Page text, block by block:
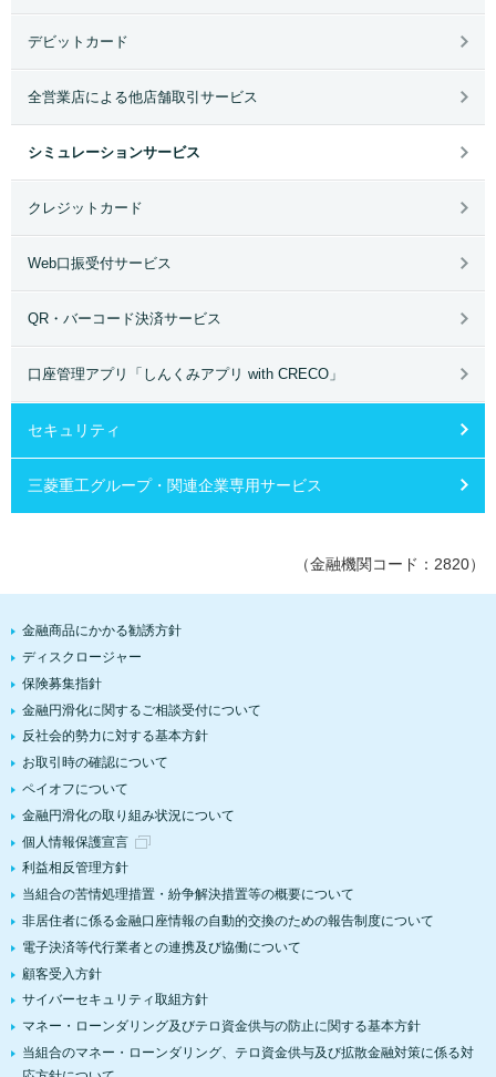
デビットカード
全営業店による他店舗取引サービス
シミュレーションサービス
クレジットカード
Web口振受付サービス
QR・バーコード決済サービス
口座管理アプリ「しんくみアプリ with CRECO」
セキュリティ
三菱重工グループ・関連企業専用サービス
（金融機関コード：2820）
金融商品にかかる勧誘方針
ディスクロージャー
保険募集指針
金融円滑化に関するご相談受付について
反社会的勢力に対する基本方針
お取引時の確認について
ペイオフについて
金融円滑化の取り組み状況について
個人情報保護宣言
利益相反管理方針
当組合の苦情処理措置・紛争解決措置等の概要について
非居住者に係る金融口座情報の自動的交換のための報告制度について
電子決済等代行業者との連携及び協働について
顧客受入方針
サイバーセキュリティ取組方針
マネー・ローンダリング及びテロ資金供与の防止に関する基本方針
当組合のマネー・ローンダリング、テロ資金供与及び拡散金融対策に係る対